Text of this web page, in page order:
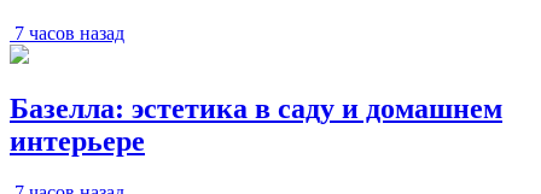
7 часов назад
Базелла: эстетика в саду и домашнем
интерьере